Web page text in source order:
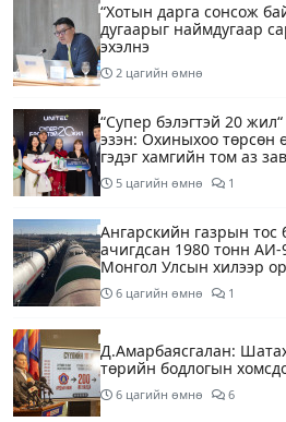
“Хотын дарга сонсож
дугаарыг наймдугаар
эхэлнэ
2 цагийн өмнө
“Супер бэлэгтэй 20
эзэн: Охиныхоо төрсөн
гэдэг хамгийн том аз
5 цагийн өмнө 1
Ангарскийн газрын тос
ачигдсан 1980 тонн
Монгол Улсын хилээр
6 цагийн өмнө 1
Д.Амарбаясгалан:
төрийн бодлогын
6 цагийн өмнө 6